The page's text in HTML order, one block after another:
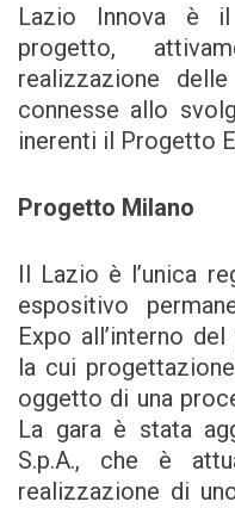
Lazio Innova è
progetto,
realizzazione
connesse allo
inerenti il Progetto
Progetto Milano
Il Lazio è l’unica
espositivo
Expo all’interno
la cui
oggetto di una
La gara è stata
S.p.A., che è
realizzazione di